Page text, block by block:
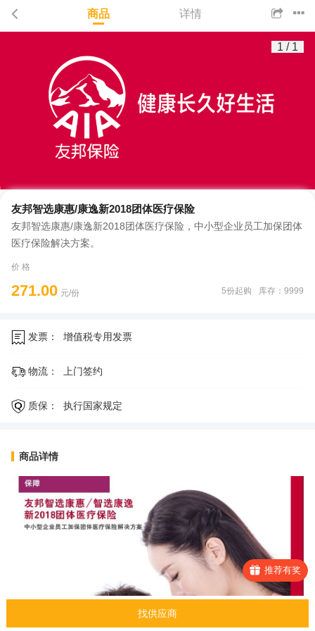
商品 详情
1 / 1
友邦智选康惠/康逸新2018团体医疗保险
友邦智选康惠/康逸新2018团体医疗保险，中小型企业员工加保团体
医疗保险解决方案。
价 格
271.00 元/份 库存：9999
5份起购
发票： 增值税专用发票
物流： 上门签约
质保： 执行国家规定
商品详情
推荐有奖
找供应商